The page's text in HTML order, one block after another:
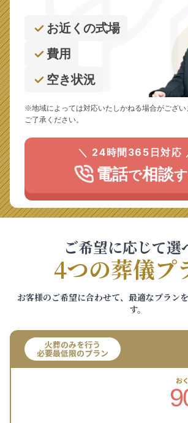
お近くの式場
費用
空き状況
※地域によっては対応いたしかねる場合がござい
ご了承ください。
＼ 24時間365日対応
電話で相談
ご希望に応じて選
4つの葬儀プ
お客様のご希望に合わせて、最適なプラン
す。
火葬のみを行う
必要最低限のプラン
お